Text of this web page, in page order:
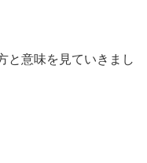
と意味を見ていきまし